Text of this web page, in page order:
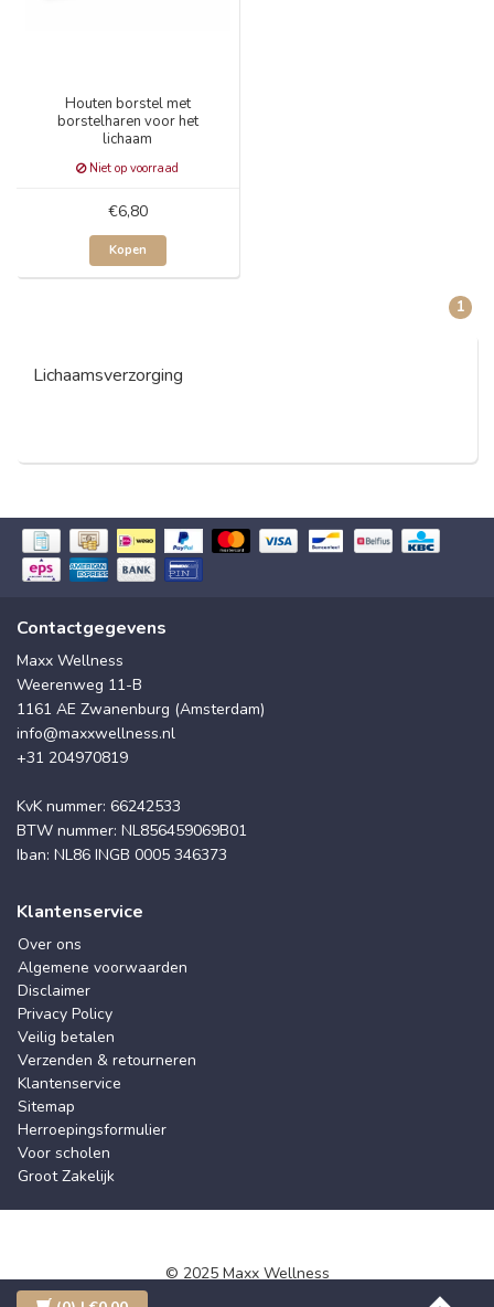
Houten borstel met
borstelharen voor het
lichaam
Niet op voorraad
€6,80
Kopen
1
Lichaamsverzorging
Contactgegevens
Maxx Wellness
Weerenweg 11-B
1161 AE Zwanenburg (Amsterdam)
info@maxxwellness.nl
+31 204970819
KvK nummer: 66242533
BTW nummer: NL856459069B01
Iban: NL86 INGB 0005 346373
Klantenservice
Over ons
Algemene voorwaarden
Disclaimer
Privacy Policy
Veilig betalen
Verzenden & retourneren
Klantenservice
Sitemap
Herroepingsformulier
Voor scholen
Groot Zakelijk
© 2025 Maxx Wellness